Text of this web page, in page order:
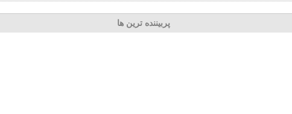
پربیننده ترین ها